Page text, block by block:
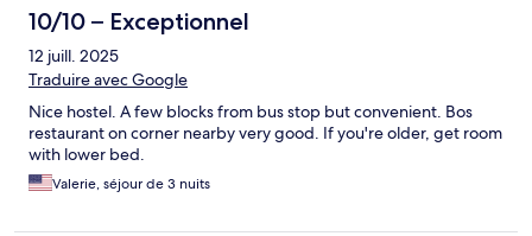
10/10 – Exceptionnel
12 juill. 2025
Traduire avec Google
Nice hostel. A few blocks from bus stop but convenient. Bos
restaurant on corner nearby very good. If you're older, get room
with lower bed.
Valerie, séjour de 3 nuits